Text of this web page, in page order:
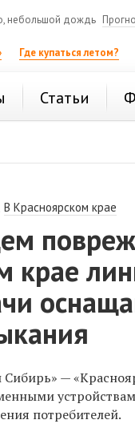
небольшой дождь
Где купаться летом?
Статьи
В Красноярском крае
крае
—
потребителей.